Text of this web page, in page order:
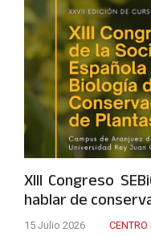
XIII Congreso
hablar de
15 Julio 2026 CENTRO